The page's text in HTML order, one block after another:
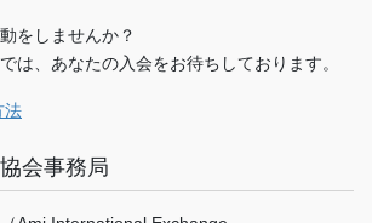
をしませんか？
は、あなたの入会をお待ちしております。
法
会事務局